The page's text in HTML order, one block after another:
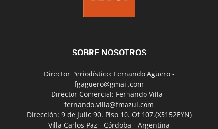
SOBRE NOSOTROS
Director Periodístico: Fernando Agüero -
fgaguero@gmail.com
Director Comercial: Fernando Villa -
fernando.villa@fmazul.com
Dirección: 9 de Julio 90. Piso 10. Of 107.(X5152EYN)
Villa Carlos Paz - Córdoba - Argentina